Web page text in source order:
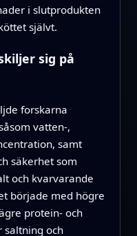
i slutprodukten
självt.
sig på
forskarna
vatten-,
samt
säkerhet som
och kvarvarande
började med högre
protein- och
saltning och